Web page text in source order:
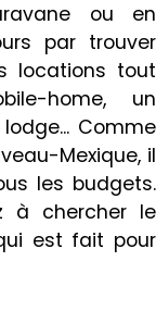
ou en
par trouver
locations tout
home, un
Comme
Mexique, il
les budgets.
à chercher le
est fait pour